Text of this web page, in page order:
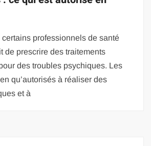
professionnels de santé
de prescrire des traitements
des troubles psychiques. Les
qu’autorisés à réaliser des
et à